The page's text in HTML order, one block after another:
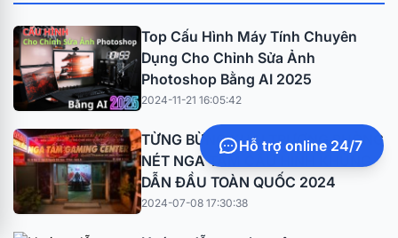
Top Cấu Hình Máy Tính Chuyên
Dụng Cho Chỉnh Sửa Ảnh
Photoshop Bằng AI 2025
2024-11-21 16:05:42
TỪNG BỪNG KHAI TRƯƠNG PHÒNG
NÉT NGA TÂM CẤU HÌNH KHỦNG
DẪN ĐẦU TOÀN QUỐC 2024
2024-07-08 17:30:38
Hỗ trợ online 24/7